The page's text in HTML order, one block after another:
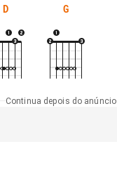
D G
Continua depois do anúncio